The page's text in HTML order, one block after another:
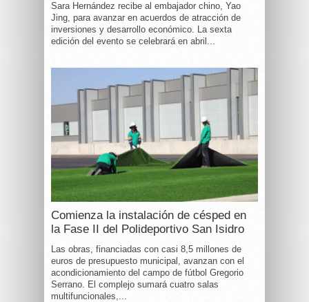
Sara Hernández recibe al embajador chino, Yao
Jing, para avanzar en acuerdos de atracción de
inversiones y desarrollo económico. La sexta
edición del evento se celebrará en abril...
Comienza la instalación de césped en
la Fase II del Polideportivo San Isidro
Las obras, financiadas con casi 8,5 millones de
euros de presupuesto municipal, avanzan con el
acondicionamiento del campo de fútbol Gregorio
Serrano. El complejo sumará cuatro salas
multifuncionales,...